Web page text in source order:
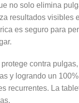
no solo elimina
resultados visibles
es seguro para
contra
y logrando un
recurrentes. La